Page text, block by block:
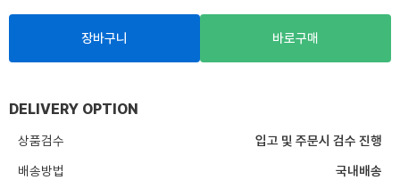
장바구니 바로구매
DELIVERY OPTION
상품검수
입고 및 주문시 검수 진행
배송방법
국내배송